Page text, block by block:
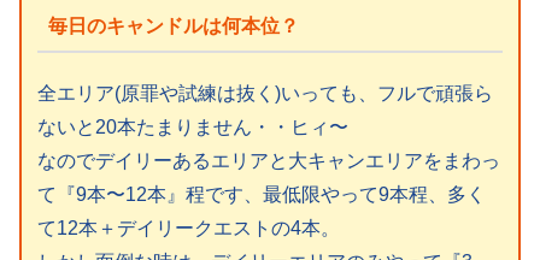
毎日のキャンドルは何本位？
全エリア(原罪や試練は抜く)いっても、フルで頑張ら
ないと20本たまりません・・ヒィ〜
なのでデイリーあるエリアと大キャンエリアをまわっ
て『9本〜12本』程です、最低限やって9本程、多く
て12本＋デイリークエストの4本。